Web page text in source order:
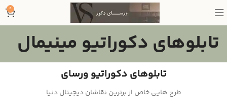
0
تابلوهای دکوراتیو مینیمال
تابلوهای دکوراتیو ورسای
طرح هایی خاص از برترین نقاشان دیجیتال دنیا